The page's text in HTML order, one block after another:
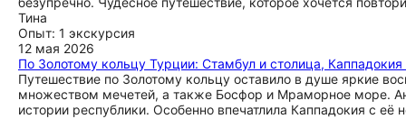
Тина
Опыт: 1 экскурсия
12 мая 2026
По Золотому кольцу Турции: Стамбул и столица,
Путешествие по Золотому кольцу оставило в душе яркие
множеством мечетей, а также Босфор и Мраморное море.
истории республики. Особенно впечатлила Каппадокия с